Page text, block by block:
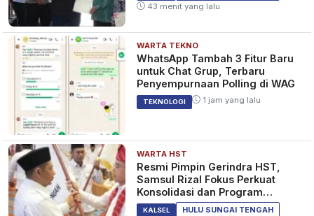
43 menit yang lalu
WARTA TEKNO
WhatsApp Tambah 3 Fitur Baru
untuk Chat Grup, Terbaru
Penyempurnaan Polling di WAG
TEKNOLOGI 1 jam yang lalu
WARTA HST
Resmi Pimpin Gerindra HST,
Samsul Rizal Fokus Perkuat
Konsolidasi dan Program
Kerakyatan
KALSEL
HULU SUNGAI TENGAH